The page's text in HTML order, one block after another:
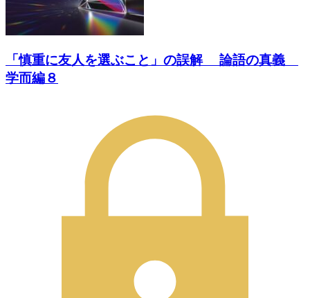
「慎重に友人を選ぶこと」の誤解 論語の真義
学而編８